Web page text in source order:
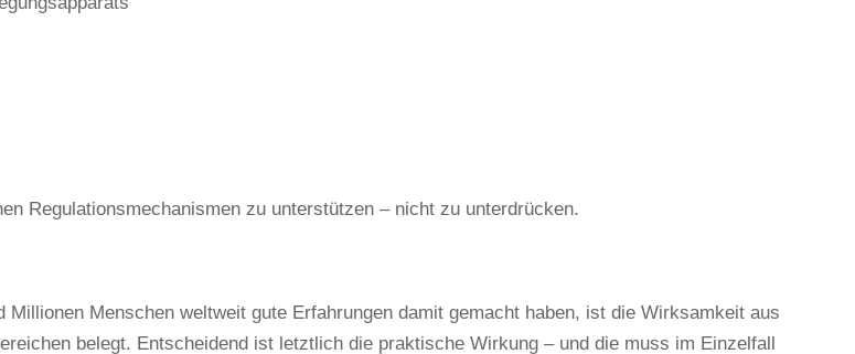
Regulationsmechanismen zu unterstützen – nicht zu unterdrücken.
Menschen weltweit gute Erfahrungen damit gemacht haben, ist die Wirksamkeit aus
belegt. Entscheidend ist letztlich die praktische Wirkung – und die muss im Einzelfall